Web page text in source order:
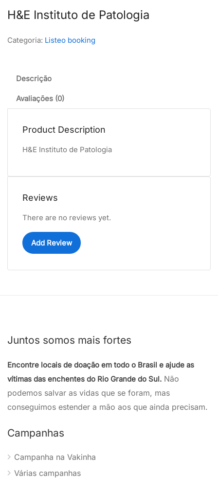
H&E Instituto de Patologia
Categoria: Listeo booking
Descrição
Avaliações (0)
Product Description
H&E Instituto de Patologia
Reviews
There are no reviews yet.
Add Review
Juntos somos mais fortes
Encontre locais de doação em todo o Brasil e ajude as
vítimas das enchentes do Rio Grande do Sul. Não
podemos salvar as vidas que se foram, mas
conseguimos estender a mão aos que ainda precisam.
Campanhas
Campanha na Vakinha
Várias campanhas